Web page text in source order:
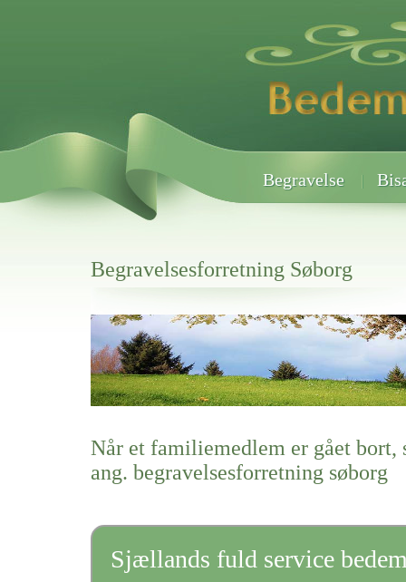
Begravelse
Begravelsesforretning Søborg
Her hos os får du altid en god afslutning når det gælder
Begravelsesforretning Søborg
vi hjælper i alle faser af begravelsel
Når et familiemedlem er gået bort,
ang. begravelsesforretning søborg
Sjællands fuld service